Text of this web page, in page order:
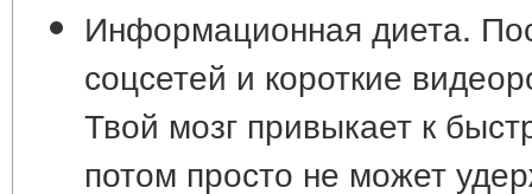
Информационная диета.
соцсетей и короткие
Твой мозг привыкает к
потом просто не может